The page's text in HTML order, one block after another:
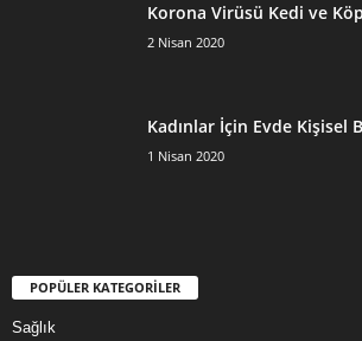
Korona Virüsü Kedi ve
2 Nisan 2020
Kadınlar İçin Evde Kişisel
1 Nisan 2020
POPÜLER KATEGORİLER
Sağlık